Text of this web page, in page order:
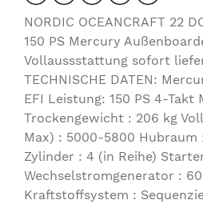
NORDIC OCEANCRAFT 22
150 PS Mercury
Vollaussstattung sofort
TECHNISCHE DATEN:
EFI Leistung: 150 PS 4-Takt
Trockengewicht : 206 kg
Max) : 5000-5800 Hubraum
Zylinder : 4 (in Reihe)
Wechselstromgenerator : 60
Kraftstoffsystem :